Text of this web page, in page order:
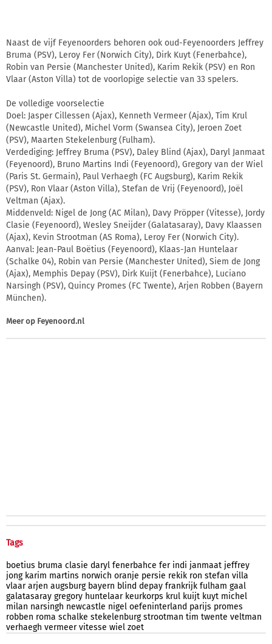
Naast de vijf Feyenoorders behoren ook oud-Feyenoorders Jeffrey
Bruma (PSV), Leroy Fer (Norwich City), Dirk Kuyt (Fenerbahce),
Robin van Persie (Manchester United), Karim Rekik (PSV) en Ron
Vlaar (Aston Villa) tot de voorlopige selectie van 33 spelers.
De volledige voorselectie
Doel: Jasper Cillessen (Ajax), Kenneth Vermeer (Ajax), Tim Krul
(Newcastle United), Michel Vorm (Swansea City), Jeroen Zoet
(PSV), Maarten Stekelenburg (Fulham).
Verdediging: Jeffrey Bruma (PSV), Daley Blind (Ajax), Daryl Janmaat
(Feyenoord), Bruno Martins Indi (Feyenoord), Gregory van der Wiel
(Paris St. Germain), Paul Verhaegh (FC Augsburg), Karim Rekik
(PSV), Ron Vlaar (Aston Villa), Stefan de Vrij (Feyenoord), Joël
Veltman (Ajax).
Middenveld: Nigel de Jong (AC Milan), Davy Pröpper (Vitesse), Jordy
Clasie (Feyenoord), Wesley Sneijder (Galatasaray), Davy Klaassen
(Ajax), Kevin Strootman (AS Roma), Leroy Fer (Norwich City).
Aanval: Jean-Paul Boëtius (Feyenoord), Klaas-Jan Huntelaar
(Schalke 04), Robin van Persie (Manchester United), Siem de Jong
(Ajax), Memphis Depay (PSV), Dirk Kuijt (Fenerbahce), Luciano
Narsingh (PSV), Quincy Promes (FC Twente), Arjen Robben (Bayern
München).
Meer op Feyenoord.nl
Tags
boetius bruma clasie daryl fenerbahce fer indi janmaat jeffrey
jong karim martins norwich oranje persie rekik ron stefan villa
vlaar arjen augsburg bayern blind depay frankrijk fulham gaal
galatasaray gregory huntelaar keurkorps krul kuijt kuyt michel
milan narsingh newcastle nigel oefeninterland parijs promes
robben roma schalke stekelenburg strootman tim twente veltman
verhaegh vermeer vitesse wiel zoet